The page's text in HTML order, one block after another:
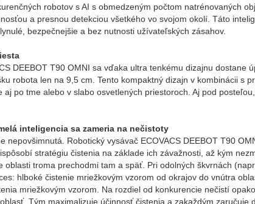
robotov s AI s obmedzeným počtom natrénovaných
a presnou detekciou všetkého vo svojom okolí. Táto
bezpečnejšie a bez nutnosti užívateľských zásahov.
DEEBOT T90 OMNI sa vďaka ultra tenkému dizajnu dostane
robota len na 9,5 cm. Tento kompaktný dizajn v kombinácii s
aj po tme alebo v slabo osvetlených priestoroch. Aj pod
inteligencia sa zameria na nečistoty
nepovšimnutá. Robotický vysávač ECOVACS DEEBOT T90
stratégiu čistenia na základe ich závažnosti, až kým
oblasti troma prechodmi tam a späť. Pri odolných škvrnách
hlboké čistenie mriežkovým vzorom od okrajov do vnútra
mriežkovým vzorom. Na rozdiel od konkurencie nečistí
Tým maximalizuje účinnosť čistenia a zakaždým zaručuje